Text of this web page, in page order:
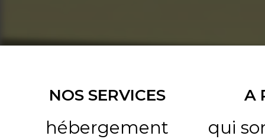
NOS SERVICES
hébergement
A
qui